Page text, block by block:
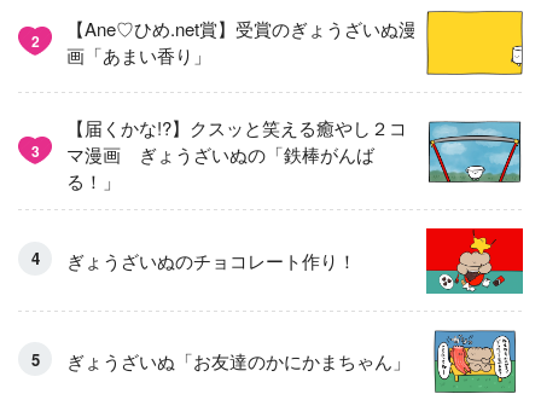
2
【Ane♡ひめ.net賞】受賞のぎょうざいぬ漫
画「あまい香り」
3
【届くかな!?】クスッと笑える癒やし２コ
マ漫画 ぎょうざいぬの「鉄棒がんば
る！」
ぎょうざいぬのチョコレート作り！
ぎょうざいぬ「お友達のかにかまちゃん」